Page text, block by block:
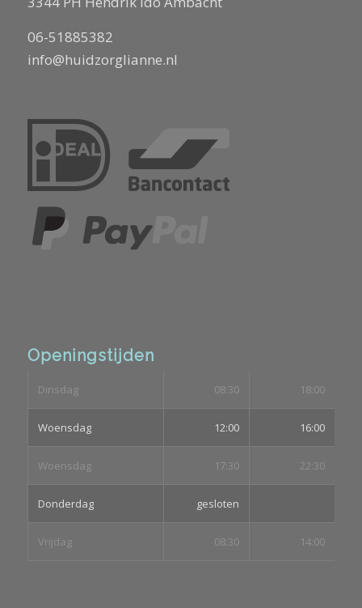
06-51885382
info@huidzorglianne.nl
Openingstijden
Dinsdag 08:30 18:00
Woensdag 12:00 16:00
Woensdag 17:30 22:30
Donderdag gesloten
Vrijdag 08:30 14:00